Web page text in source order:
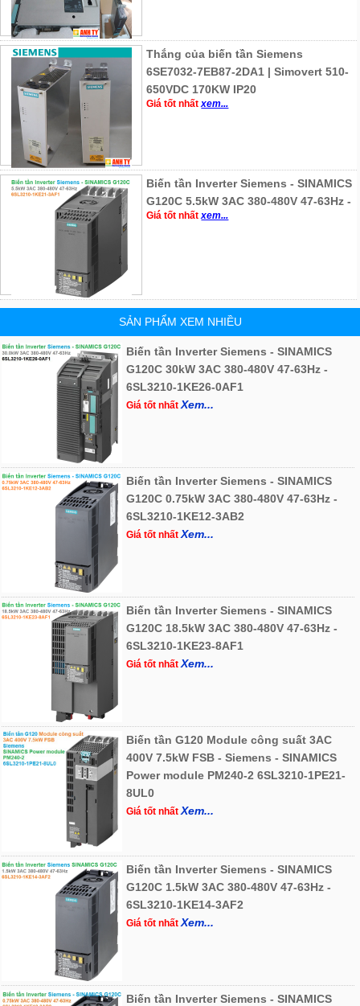
Thắng của biến tần Siemens
6SE7032-7EB87-2DA1 | Simovert 510-
650VDC 170KW IP20
Giá tốt nhấtxem...
Biến tần Inverter Siemens - SINAMICS
G120C 5.5kW 3AC 380-480V 47-63Hz -
Giá tốt nhấtxem...
SẢN PHẨM XEM NHIỀU
Biến tần Inverter Siemens - SINAMICS
G120C 30kW 3AC 380-480V 47-63Hz -
6SL3210-1KE26-0AF1
Giá tốt nhấtXem...
Biến tần Inverter Siemens - SINAMICS
G120C 0.75kW 3AC 380-480V 47-63Hz -
6SL3210-1KE12-3AB2
Giá tốt nhấtXem...
Biến tần Inverter Siemens - SINAMICS
G120C 18.5kW 3AC 380-480V 47-63Hz -
6SL3210-1KE23-8AF1
Giá tốt nhấtXem...
Biến tần G120 Module công suất 3AC
400V 7.5kW FSB - Siemens - SINAMICS
Power module PM240-2 6SL3210-1PE21-
8UL0
Giá tốt nhấtXem...
Biến tần Inverter Siemens - SINAMICS
G120C 1.5kW 3AC 380-480V 47-63Hz -
6SL3210-1KE14-3AF2
Giá tốt nhấtXem...
Biến tần Inverter Siemens - SINAMICS